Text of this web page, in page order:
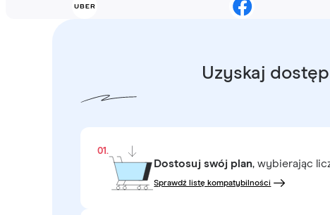
Uzyskaj
01.
Dostosuj swój plan, wybierając
Sprawdź listę kompatybilności